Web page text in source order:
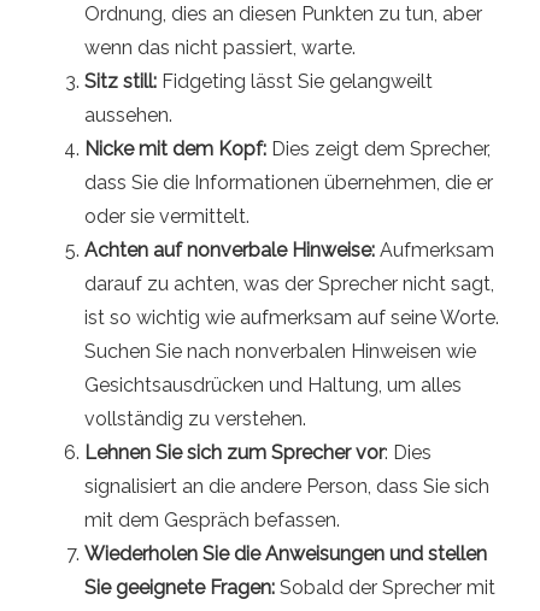
Ordnung, dies an diesen Punkten zu tun, aber
wenn das nicht passiert, warte.
Sitz still: Fidgeting lässt Sie gelangweilt
aussehen.
Nicke mit dem Kopf: Dies zeigt dem Sprecher,
dass Sie die Informationen übernehmen, die er
oder sie vermittelt.
Achten auf nonverbale Hinweise: Aufmerksam
darauf zu achten, was der Sprecher nicht sagt,
ist so wichtig wie aufmerksam auf seine Worte.
Suchen Sie nach nonverbalen Hinweisen wie
Gesichtsausdrücken und Haltung, um alles
vollständig zu verstehen.
Lehnen Sie sich zum Sprecher vor: Dies
signalisiert an die andere Person, dass Sie sich
mit dem Gespräch befassen.
Wiederholen Sie die Anweisungen und stellen
Sie geeignete Fragen: Sobald der Sprecher mit